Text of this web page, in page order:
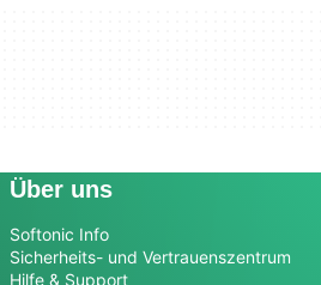
Über uns
Softonic Info
Sicherheits- und Vertrauenszentrum
Hilfe & Support